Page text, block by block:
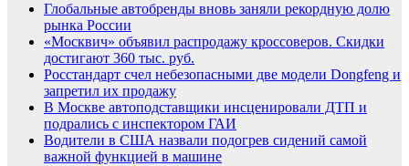
Глобальные автобренды вновь заняли рекордную долю
рынка России
«Москвич» объявил распродажу кроссоверов. Скидки
достигают 360 тыс. руб.
Росстандарт счел небезопасными две модели Dongfeng и
запретил их продажу
В Москве автоподставщики инсценировали ДТП и
подрались с инспектором ГАИ
Водители в США назвали подогрев сидений самой
важной функцией в машине